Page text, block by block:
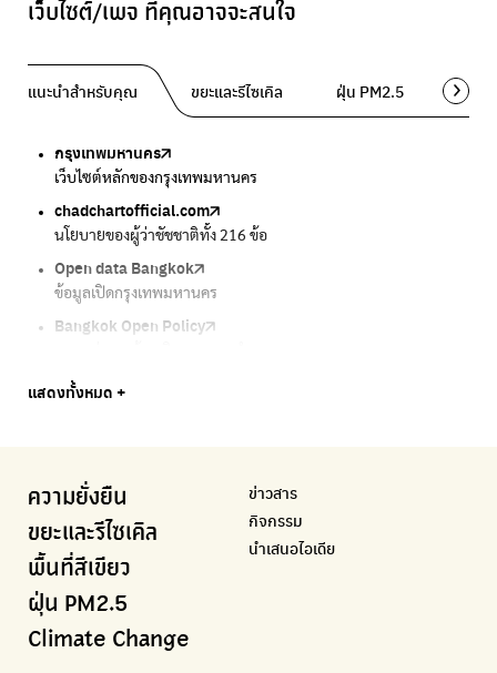
เว็บไซต์/เพจ ที่คุณอาจจะสนใจ
แนะนำสำหรับคุณ ขยะและรีไซเคิล ฝุ่น PM2.5 พื้นที่สี
กรุงเทพมหานคร
เว็บไซต์หลักของกรุงเทพมหานคร
chadchartofficial.com
นโยบายของผู้ว่าชัชชาติทั้ง 216 ข้อ
Open data Bangkok
ข้อมูลเปิดกรุงเทพมหานคร
Bangkok Open Policy
Bangkok Trees
BKK Zero Waste
กรุงเทพฯไม่เทรวม
ลุงซาเล้งกับขยะที่หายไป
เริ่มแยกขยะตั้งแต่วันนี้ เดี๋ยวลุงสอนให้
CHULA Zero Waste
จัดการขยะภายในพื้นที่อย่างเป็นระบบ
แสดงทั้งหมด +
Traffy Fondue
แจ้งปัญหาขยะ เพื่อให้หน่วยงานแก้ไข
BKK Zero Waste
กรุงเทพฯไม่เทรวม
ลุงซาเล้งกับขยะที่หายไป
เริ่มแยกขยะตั้งแต่วันนี้ เดี๋ยวลุงสอนให้
CHULA Zero Waste
Green2Get
กรมควบคุมมลพิษ
แหล่งข้อมูลเกี่ยวกับมาตรฐานคุณภาพอากาศ น้ำ และเสียง
มูลนิธิโลกสีเขียว
สร้างโลกเขียวด้วยพลังเรียนรู้
How to ting
การแยกขยะให้สนุก
Traffy Fondue
แจ้งปัญหาฝุ่น เพื่อให้หน่วยงานแก้ไข
Airbkk
รายงานคุณภาพอากาศในกรุงเทพมหานคร
Air4Thai
ตรวจสอบสภาพอากาศรอบตัวคุณง่ายๆ
กรมควบคุมมลพิษ
Line Alert
Greenpeace
มูลนิธิสภาประชาชนเพื่อสิ่งแวดล้อม
สำนักสิ่งแวดล้อม กรุงเทพมหานคร
ศูนย์ข้อมูลกระจายข่าวส่งเสริมอนุรักษ์พลังงาน กทม.
เตะฝุ่น
แผนที่การระบายอากาศในช่วงสูงสุดของแต่ละวัน
Bangkok Trees
ความคืบหน้าโครงการต้นไม้ล้านต้น
Greener Bangkok 2030
โครงการเพิ่มพื้นที่สีเขียวภายในปี 2030
We park
เครือข่ายพัฒนาเมืองและชุมชนสุขภาวะ
Thai Green Urban (TGU)
Urban Design and Development Center
กระทรวงทรัพยากรธรรมชาติและสิ่งแวดล้อม
กรมส่งเสริมคุณภาพและสิ่งแวดล้อม
DCCE
กรมการเปลี่ยนแปลงสภาพภูมิอากาศและสิ่งแวดล้อม
BangkokStories
เรื่องราวในกรุงเทพโดยครีเอเตอร์
กรมควบคุมมลพิษ
แหล่งข้อมูลเกี่ยวกับมาตรฐานคุณภาพอากาศ น้ำ และเสียง
Greenpeace
Climate Strike Thailand
Carbon Footprint Thailand
เรียนรู้เครื่องมือคำนวณคาร์บอนฟุตพริ้นท์
กรมอุตุนิยมวิทยา
กรมควบคุมอากาศรวมถึงการแจ้งเตือนภัยพิบัติ
Net Zero Carbon
Everything about our planet and more
ความยั่งยืน
ขยะและรีไซเคิล
พื้นที่สีเขียว
ฝุ่น PM2.5
Climate Change
ข่าวสาร
กิจกรรม
นำเสนอไอเดีย